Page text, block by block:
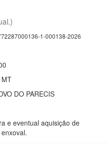
1-000138-2026
DO PARECIS
e eventual aquisição de